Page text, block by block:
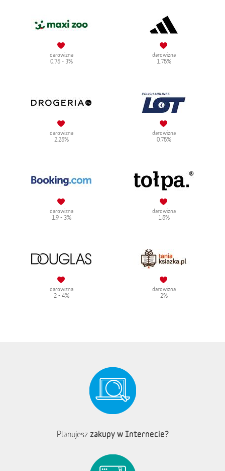
darowizna
0.75 - 3%
darowizna
1.75%
darowizna
2.25%
darowizna
0.75%
darowizna
1.9 - 3%
darowizna
1.5%
darowizna
2 - 4%
darowizna
2%
Planujesz zakupy w Internecie?